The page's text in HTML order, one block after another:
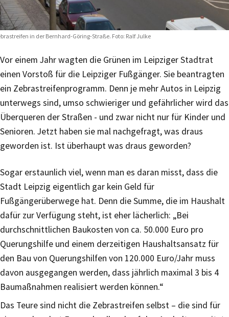
in der Bernhard-Göring-Straße. Foto: Ralf Julke
Vor einem Jahr wagten die Grünen im Leipziger Stadtrat
einen Vorstoß für die Leipziger Fußgänger. Sie beantragten
ein Zebrastreifenprogramm. Denn je mehr Autos in Leipzig
unterwegs sind, umso schwieriger und gefährlicher wird das
Überqueren der Straßen - und zwar nicht nur für Kinder und
Senioren. Jetzt haben sie mal nachgefragt, was draus
geworden ist. Ist überhaupt was draus geworden?
Sogar erstaunlich viel, wenn man es daran misst, dass die
Stadt Leipzig eigentlich gar kein Geld für
Fußgängerüberwege hat. Denn die Summe, die im Haushalt
dafür zur Verfügung steht, ist eher lächerlich: „Bei
durchschnittlichen Baukosten von ca. 50.000 Euro pro
Querungshilfe und einem derzeitigen Haushaltsansatz für
den Bau von Querungshilfen von 120.000 Euro/Jahr muss
davon ausgegangen werden, dass jährlich maximal 3 bis 4
Baumaßnahmen realisiert werden können.“
Das Teure sind nicht die Zebrastreifen selbst – die sind für